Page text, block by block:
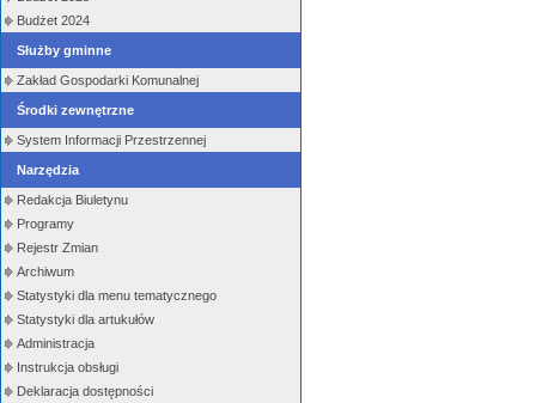
Budżet 2024
Służby gminne
Zakład Gospodarki Komunalnej
Środki zewnętrzne
System Informacji Przestrzennej
Narzędzia
Redakcja Biuletynu
Programy
Rejestr Zmian
Archiwum
Statystyki dla menu tematycznego
Statystyki dla artukułów
Administracja
Instrukcja obsługi
Deklaracja dostępności